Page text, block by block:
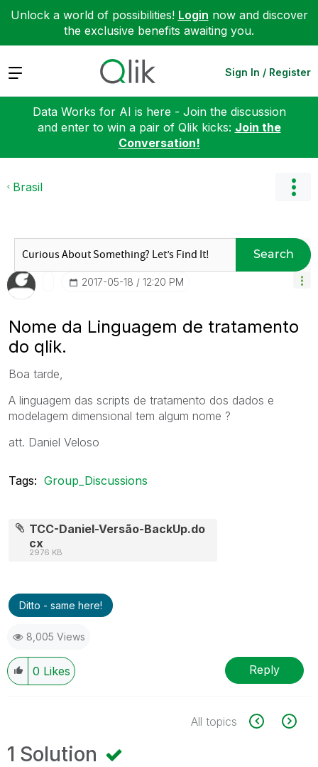
Unlock a world of possibilities! Login now and discover
the exclusive benefits awaiting you.
Expand Sign In / Register
Data Works for AI is here - Join the discussion
and enter to win a pair of Qlik kicks: Join the
Conversation!
Brasil
Search
‎2017-05-18 12:20 PM
Nome da Linguagem de tratamento
do qlik.
Boa tarde,
A linguagem das scripts de tratamento dos dados e
modelagem dimensional tem algum nome ?
att. Daniel Veloso
Tags: Group_Discussions
TCC-Daniel-Versão-BackUp.do
cx
2976 KB
Ditto - same here!
8,005 Views
0 Likes Reply
All topics
1 Solution